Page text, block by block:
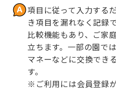
項目に従って入力する
き項目を漏れなく記録
比較機能もあり、ご家
立ちます。一部の園で
マネーなどに交換でき
す。
※ご利用には会員登録